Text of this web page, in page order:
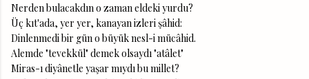
Nerden bulacakdın o zaman eldeki yurdu?
Üç kıt'ada, yer yer, kanayan izleri şâhid:
Dinlenmedi bir gün o büyük nesl-i mücâhid.
Alemde "tevekkül" demek olsaydı "atâlet"
Miras-ı diyânetle yaşar mıydı bu millet?